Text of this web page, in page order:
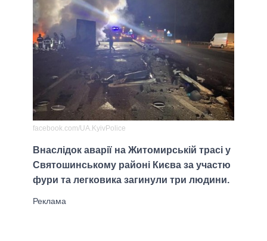
facebook.com/UA.KyivPolice
Внаслідок аварії на Житомирській трасі у
Святошинському районі Києва за участю
фури та легковика загинули три людини.